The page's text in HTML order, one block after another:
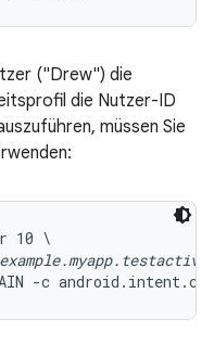
("Drew") die
die Nutzer-ID
müssen Sie
10 \
-c